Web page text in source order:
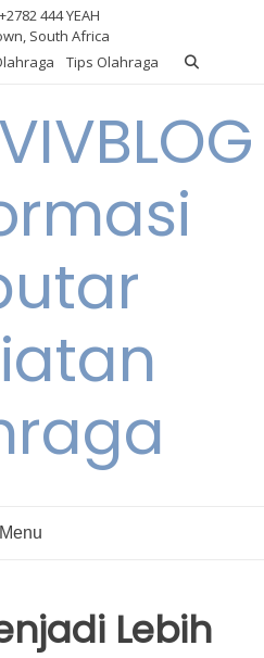
444 YEAH
South Africa
Tips Olahraga
Menu
Lebih